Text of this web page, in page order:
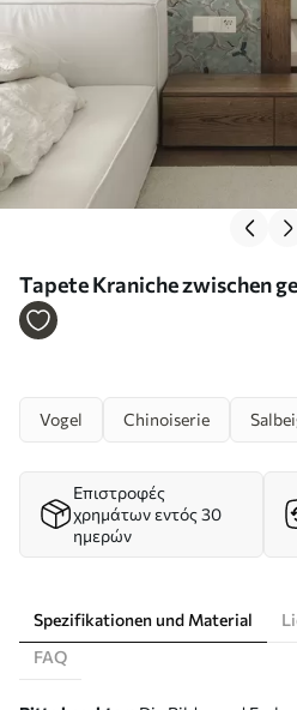
Tapete Kraniche zwischen
auf einem sanften,
Vogel Chinoiserie
Επιστροφές
χρημάτων εντός 30
ημερών
Spezifikationen und Material
FAQ